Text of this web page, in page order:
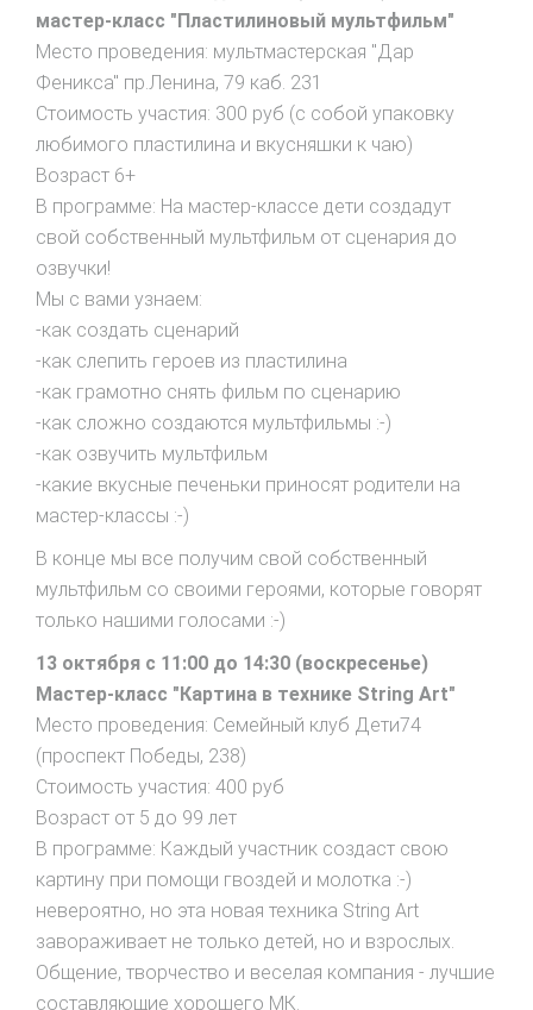
мастер-класс "Пластилиновый мультфильм"
Место проведения: мультмастерская "Дар
Феникса" пр.Ленина, 79 каб. 231
Стоимость участия: 300 руб (с собой упаковку
любимого пластилина и вкусняшки к чаю)
Возраст 6+
В программе: На мастер-классе дети создадут
свой собственный мультфильм от сценария до
озвучки!
Мы с вами узнаем:
-как создать сценарий
-как слепить героев из пластилина
-как грамотно снять фильм по сценарию
-как сложно создаются мультфильмы :-)
-как озвучить мультфильм
-какие вкусные печеньки приносят родители на
мастер-классы :-)
В конце мы все получим свой собственный
мультфильм со своими героями, которые говорят
только нашими голосами :-)
13 октября с 11:00 до 14:30 (воскресенье)
Мастер-класс "Картина в технике String Art"
Место проведения: Семейный клуб Дети74
(проспект Победы, 238)
Стоимость участия: 400 руб
Возраст от 5 до 99 лет
В программе: Каждый участник создаст свою
картину при помощи гвоздей и молотка :-)
невероятно, но эта новая техника String Art
завораживает не только детей, но и взрослых.
Общение, творчество и веселая компания - лучшие
составляющие хорошего МК.